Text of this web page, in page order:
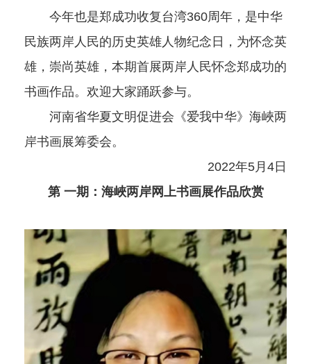
今年也是郑成功收复台湾360周年，是中华
民族两岸人民的历史英雄人物纪念日，为怀念英
雄，崇尚英雄，本期首展两岸人民怀念郑成功的
书画作品。欢迎大家踊跃参与。
河南省华夏文明促进会《爱我中华》海峽两
岸书画展筹委会。
2022年5月4日
第 一期：海峽两岸网上书画展作品欣赏